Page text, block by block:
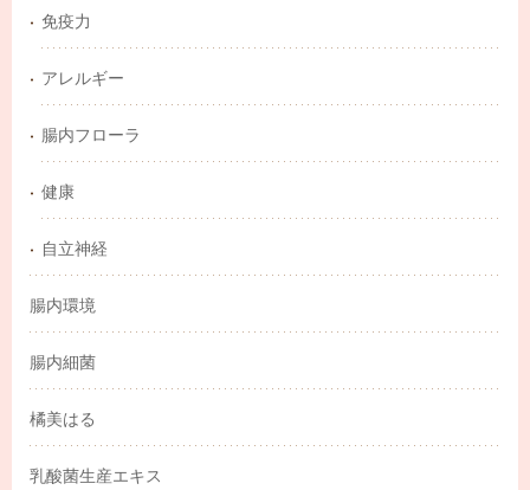
免疫力
アレルギー
腸内フローラ
健康
自立神経
腸内環境
腸内細菌
橘美はる
乳酸菌生産エキス